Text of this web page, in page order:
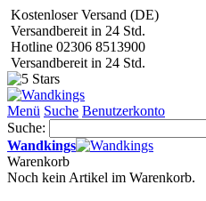
Kostenloser Versand (DE)
Versandbereit in 24 Std.
Hotline 02306 8513900
Versandbereit in 24 Std.
Menü Suche Benutzerkonto
Suche:
Wandkings
Warenkorb
Noch kein Artikel im Warenkorb.